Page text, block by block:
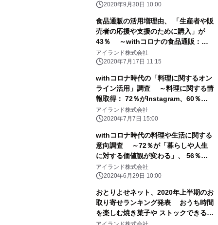
2020年9月30日 10:00
食品通販の活用増理由、 「生産者や販
売者の応援や支援のために購入」が
43％ ～withコロナの食品通販：
42％が購入増える、 人気ジャンルは
洋菓子が50％～
アイランド株式会社
2020年7月17日 11:15
withコロナ時代の「料理に関するオン
ライン活用」調査 ～料理に関する情
報取得： 72％がInstagram、60％以
上が「料理のライブ配信」を視聴～
アイランド株式会社
2020年7月7日 15:00
withコロナ時代の料理や生活に関する
意向調査 ～72％が「暮らしや人生
に対する価値観が変わる」、 56％は
「料理をする機会が増える」～
アイランド株式会社
2020年6月29日 10:00
おとりよせネット、2020年上半期のお
取り寄せランキング発表 おうち時間
を楽しむ焼き菓子や ストックできるグ
ルメがランクイン